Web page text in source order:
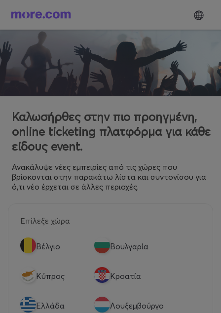
Καλωσήρθες στην πιο προηγμένη,
online ticketing πλατφόρμα για κάθε
είδους event.
Ανακάλυψε νέες εμπειρίες από τις χώρες που
βρίσκονται στην παρακάτω λίστα και συντονίσου για
ό,τι νέο έρχεται σε άλλες περιοχές.
Επίλεξε χώρα
Βέλγιο Βουλγαρία
Κύπρος Κροατία
Eλλάδα Λουξεμβούργο